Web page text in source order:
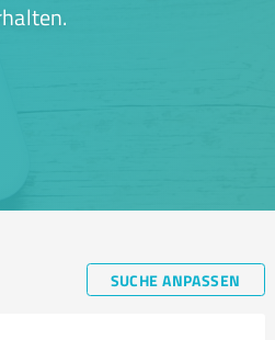
SUCHE ANPASSEN